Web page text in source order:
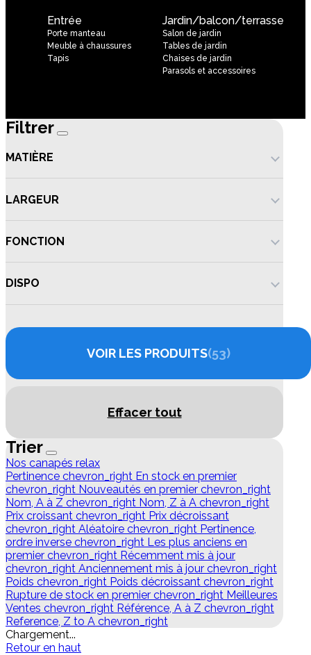
Entrée
Porte manteau
Meuble à chaussures
Tapis
Jardin/balcon/terrasse
Salon de jardin
Tables de jardin
Chaises de jardin
Parasols et accessoires
Filtrer
MATIÈRE
LARGEUR
FONCTION
DISPO
VOIR LES PRODUITS 53
Effacer tout
Trier
Nos canapés relax
Pertinence chevron_right En stock en premier
chevron_right Nouveautés en premier chevron_right
Nom, A à Z chevron_right Nom, Z à A chevron_right
Prix croissant chevron_right Prix décroissant
chevron_right Aléatoire chevron_right Pertinence,
ordre inverse chevron_right Les plus anciens en
premier chevron_right Récemment mis à jour
chevron_right Anciennement mis à jour chevron_right
Poids chevron_right Poids décroissant chevron_right
Rupture de stock en premier chevron_right Meilleures
Ventes chevron_right Référence, A à Z chevron_right
Reference, Z to A chevron_right
Chargement...
Retour en haut